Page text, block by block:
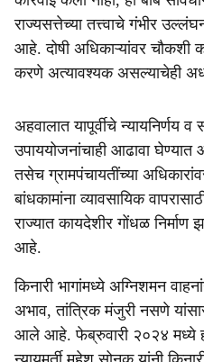
राज्यसत्तेच्या तत्त्वाचे गंभीर
आहे. दोषी अधिकाऱ्यांवर चौकशी
करणे अत्यावश्यक असल्याचेही
अहवालात यापूर्वीचे
उपाययोजनांचाही आढावा
तसेच ग्रामपंचायतींच्या
बांधकामांना व्यावसायिक
राज्यात कायदेशीर गोंधळ निर्माण
आहे.
किनारी भागांमध्ये अग्निशमन
अभाव, तांत्रिक मंजुरी नसणे
आले आहे. फेब्रुवारी २०२४ मध्ये